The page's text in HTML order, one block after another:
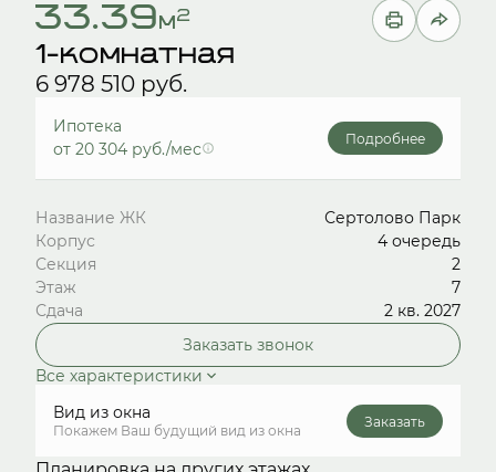
33.39м2
1-комнатная
6 978 510 руб.
Ипотека
от 20 304 руб./мес
Подробнее
Название ЖК
Сертолово Парк
Корпус
4 очередь
Секция
2
Этаж
7
Сдача
2 кв. 2027
Заказать звонок
Все характеристики
Вид из окна
Покажем Ваш будущий вид из окна
Заказать